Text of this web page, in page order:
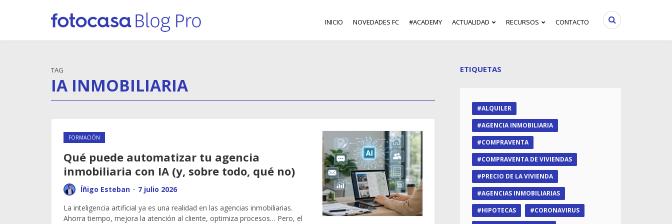
INICIO NOVEDADES FC #ACADEMY ACTUALIDAD RECURSOS CONTACTO
TAG
IA INMOBILIARIA
FORMACIÓN
Qué puede automatizar tu agencia
inmobiliaria con IA (y, sobre todo, qué no)
Íñigo Esteban · 7 julio 2026
La inteligencia artificial ya es una realidad en las agencias inmobiliarias.
Ahorra tiempo, mejora la atención al cliente, optimiza procesos… Pero, el
ETIQUETAS
ALQUILER
AGENCIA INMOBILIARIA
COMPRAVENTA
COMPRAVENTA DE VIVIENDAS
PRECIO DE LA VIVIENDA
AGENCIAS INMOBILIARIAS
HIPOTECAS
CORONAVIRUS